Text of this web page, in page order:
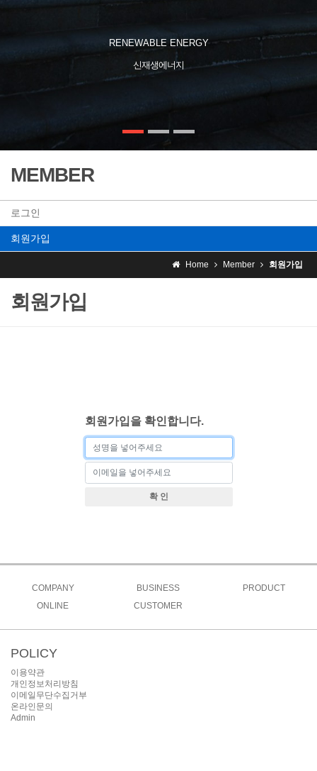
RENEWABLE ENERGY
신재생에너지
MEMBER
로그인
회원가입
Home Member 회원가입
회원가입
회원가입을 확인합니다.
확 인
COMPANY
인사말
BUSINESS
사업소개
PRODUCT
ONLINE
CUSTOMER
POLICY
이용약관
개인정보처리방침
이메일무단수집거부
온라인문의
Admin